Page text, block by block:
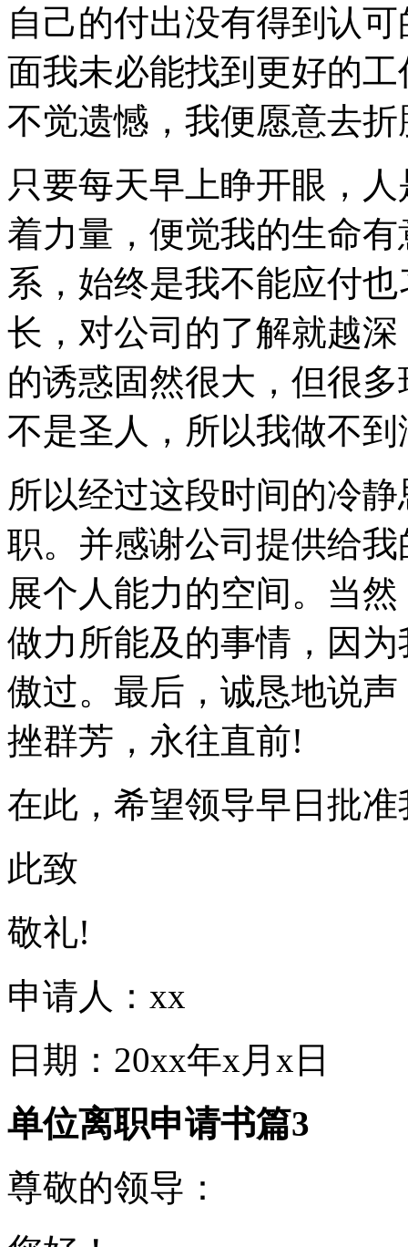
自己的付出没有得到认
面我未必能找到更好的
不觉遗憾，我便愿意去折
只要每天早上睁开眼，
着力量，便觉我的生命
系，始终是我不能应付
长，对公司的了解就越
的诱惑固然很大，但很
不是圣人，所以我做不到
所以经过这段时间的冷
职。并感谢公司提供给
展个人能力的空间。当
做力所能及的事情，因
傲过。最后，诚恳地说
挫群芳，永往直前!
在此，希望领导早日批
此致
敬礼!
申请人：xx
日期：20xx年x月x日
单位离职申请书篇3
尊敬的领导：